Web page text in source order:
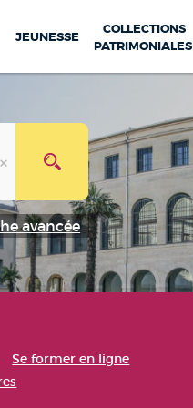
JEUNESSE
COLLECTIONS
PATRIMONIALES
avancée
Se former en ligne